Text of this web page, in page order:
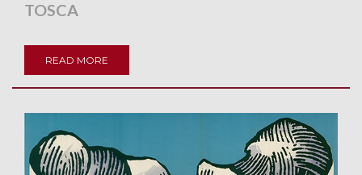
TOSCA
READ MORE